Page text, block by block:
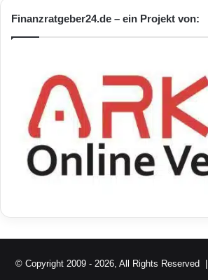
Finanzratgeber24.de – ein Projekt von:
© Copyright 2009 - 2026, All Rights Reserved |